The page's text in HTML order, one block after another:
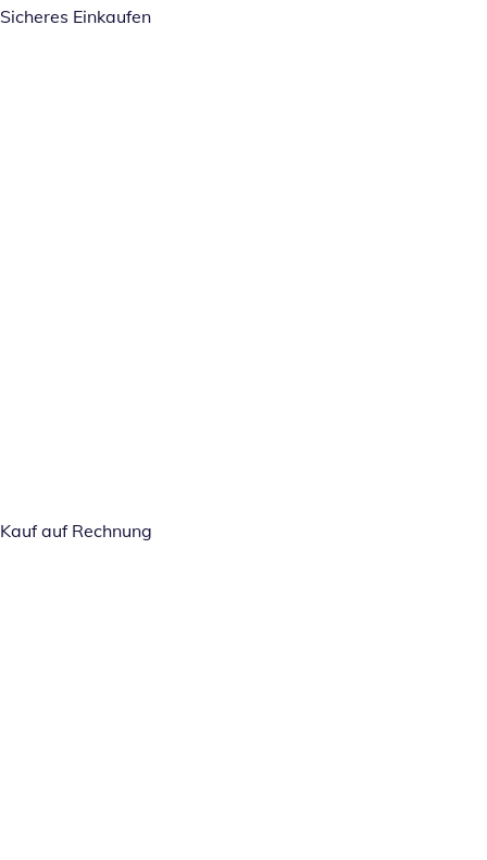
Sicheres Einkaufen
Kauf auf Rechnung